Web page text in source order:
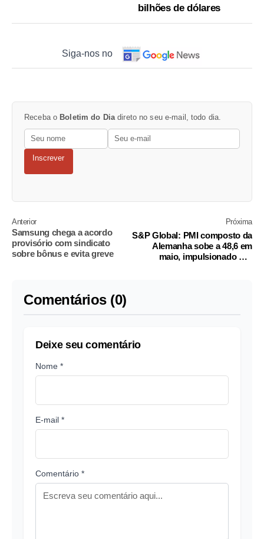
bilhões de dólares
Siga-nos no
Receba o Boletim do Diadireto no seu e-mail, todo dia.
Inscrever
Anterior
Samsung chega a acordo
provisório com sindicato
sobre bônus e evita greve
Próxima
S&P Global: PMI composto da
Alemanha sobe a 48,6 em
maio, impulsionado por
Comentários (0)
Deixe seu comentário
Nome *
E-mail *
Comentário *